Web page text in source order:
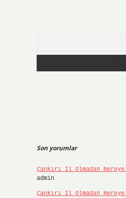
Son yorumlar
Çankırı Il Olmadan
admin
Çankırı Il Olmadan